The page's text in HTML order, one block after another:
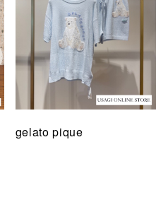
gelato pique